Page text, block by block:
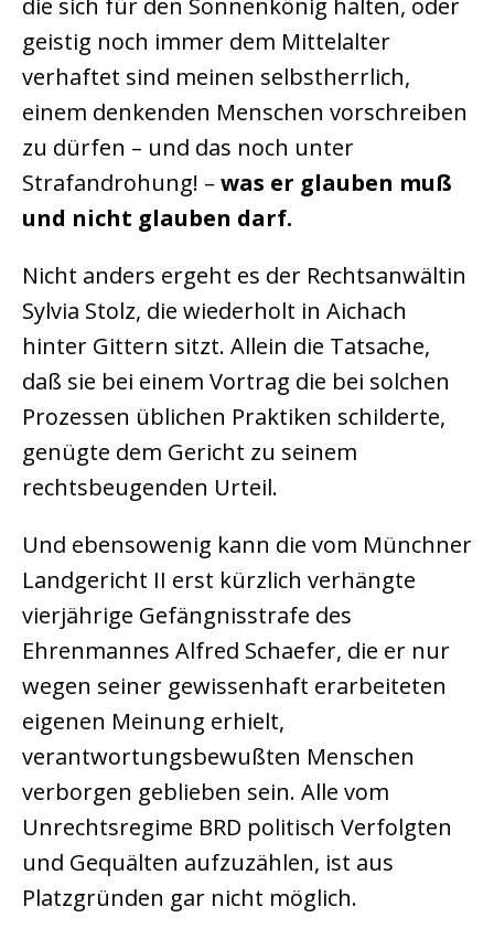
die sich für den Sonnenkönig halten, oder
geistig noch immer dem Mittelalter
verhaftet sind meinen selbstherrlich,
einem denkenden Menschen vorschreiben
zu dürfen – und das noch unter
Strafandrohung! – was er glauben muß
und nicht glauben darf.
Nicht anders ergeht es der Rechtsanwältin
Sylvia Stolz, die wiederholt in Aichach
hinter Gittern sitzt. Allein die Tatsache,
daß sie bei einem Vortrag die bei solchen
Prozessen üblichen Praktiken schilderte,
genügte dem Gericht zu seinem
rechtsbeugenden Urteil.
Und ebensowenig kann die vom Münchner
Landgericht II erst kürzlich verhängte
vierjährige Gefängnisstrafe des
Ehrenmannes Alfred Schaefer, die er nur
wegen seiner gewissenhaft erarbeiteten
eigenen Meinung erhielt,
verantwortungsbewußten Menschen
verborgen geblieben sein. Alle vom
Unrechtsregime BRD politisch Verfolgten
und Gequälten aufzuzählen, ist aus
Platzgründen gar nicht möglich.